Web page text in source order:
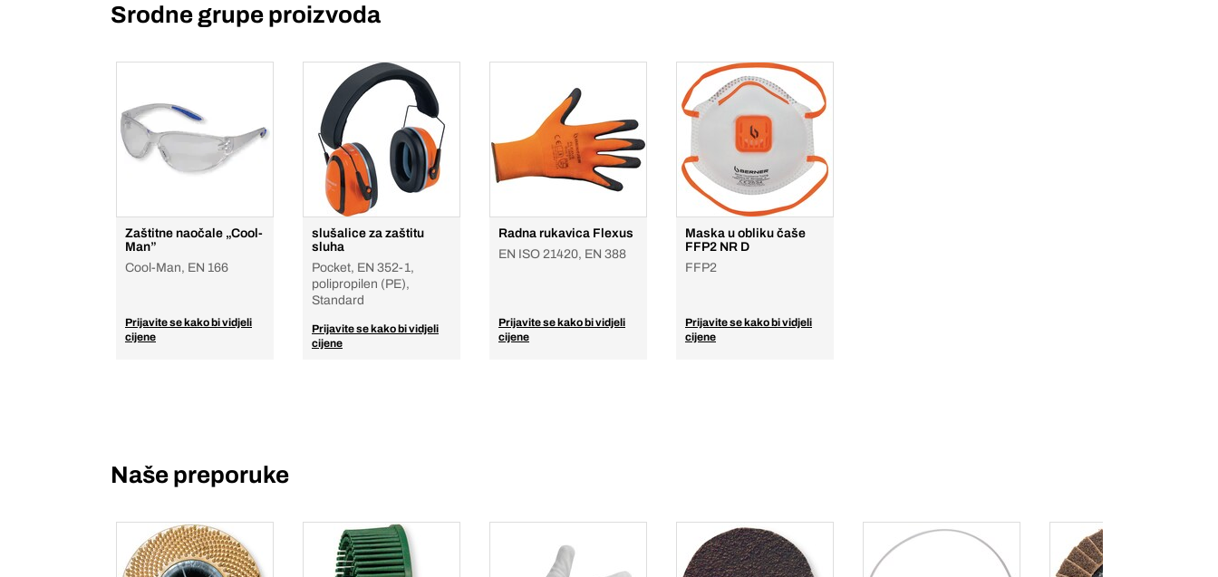
Srodne grupe proizvoda
Zaštitne naočale „Cool-
Man”
Cool-Man, EN 166
Prijavite se kako bi vidjeli
cijene
slušalice za zaštitu
sluha
Pocket, EN 352-1,
polipropilen (PE),
Standard
Prijavite se kako bi vidjeli
cijene
Radna rukavica Flexus
EN ISO 21420, EN 388
Prijavite se kako bi vidjeli
cijene
Maska u obliku čaše
FFP2 NR D
FFP2
Prijavite se kako bi vidjeli
cijene
Naše preporuke